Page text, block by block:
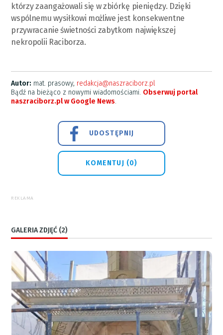
którzy zaangażowali się w zbiórkę pieniędzy. Dzięki
wspólnemu wysiłkowi możliwe jest konsekwentne
przywracanie świetności zabytkom największej
nekropolii Raciborza.
Autor: mat. prasowy, redakcja@naszraciborz.pl
Bądź na bieżąco z nowymi wiadomościami. Obserwuj portal
naszraciborz.pl w Google News.
UDOSTĘPNIJ
KOMENTUJ (0)
REKLAMA
GALERIA ZDJĘĆ (2)